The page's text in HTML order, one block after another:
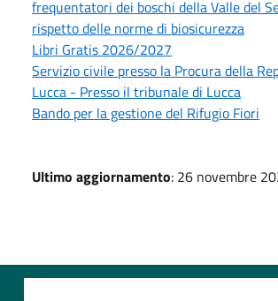
frequentatori dei boschi della Valle del
rispetto delle norme di biosicurezza
Libri Gratis 2026/2027
Servizio civile presso la Procura della
Lucca - Presso il tribunale di Lucca
Bando per la gestione del Rifugio Fiori
Ultimo aggiornamento: 26 novembre